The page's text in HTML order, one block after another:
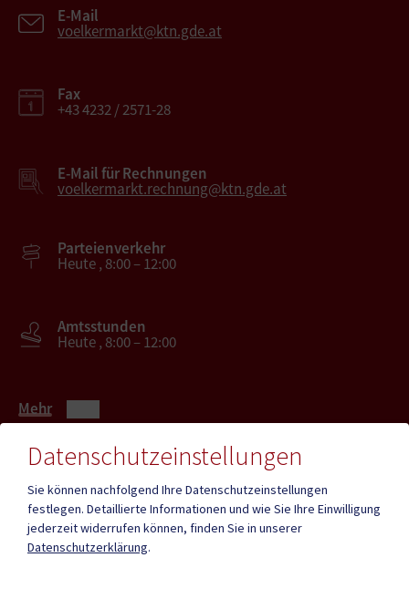
E-Mail
voelkermarkt@ktn.gde.at
Fax
+43 4232 / 2571-28
E-Mail für Rechnungen
voelkermarkt.rechnung@ktn.gde.at
Parteienverkehr
Heute , 8:00 – 12:00
Amtsstunden
Heute , 8:00 – 12:00
Mehr
ID - Austria
CITIES App
Hochzeit
Datenschutzeinstellungen
Sie können nachfolgend Ihre Datenschutzeinstellungen
festlegen. Detaillierte Informationen und wie Sie Ihre Einwilligung
jederzeit widerrufen können, finden Sie in unserer
Datenschutzerklärung.